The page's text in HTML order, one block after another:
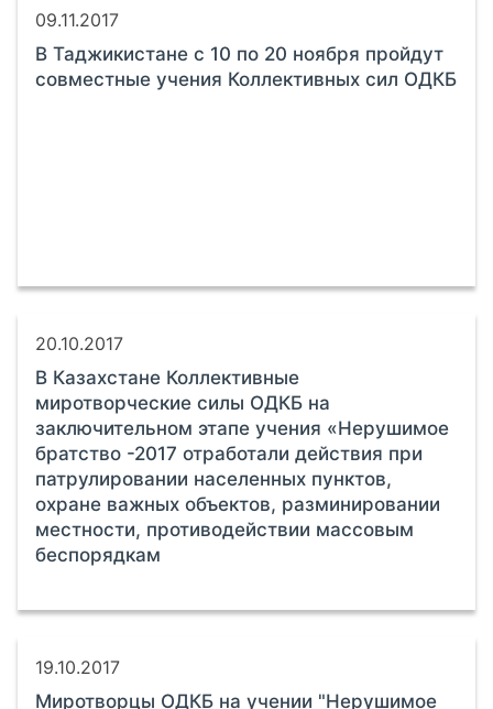
09.11.2017
В Таджикистане с 10 по 20 ноября пройдут
совместные учения Коллективных сил ОДКБ
20.10.2017
В Казахстане Коллективные
миротворческие силы ОДКБ на
заключительном этапе учения «Нерушимое
братство -2017 отработали действия при
патрулировании населенных пунктов,
охране важных объектов, разминировании
местности, противодействии массовым
беспорядкам
19.10.2017
Миротворцы ОДКБ на учении "Нерушимое